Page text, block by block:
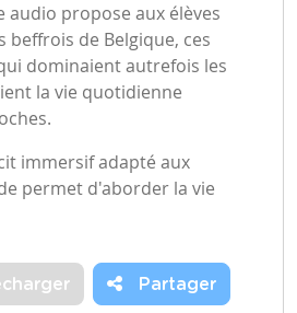
audio propose aux élèves
beffrois de Belgique, ces
dominaient autrefois les
la vie quotidienne
immersif adapté aux
permet d'aborder la vie
Partager